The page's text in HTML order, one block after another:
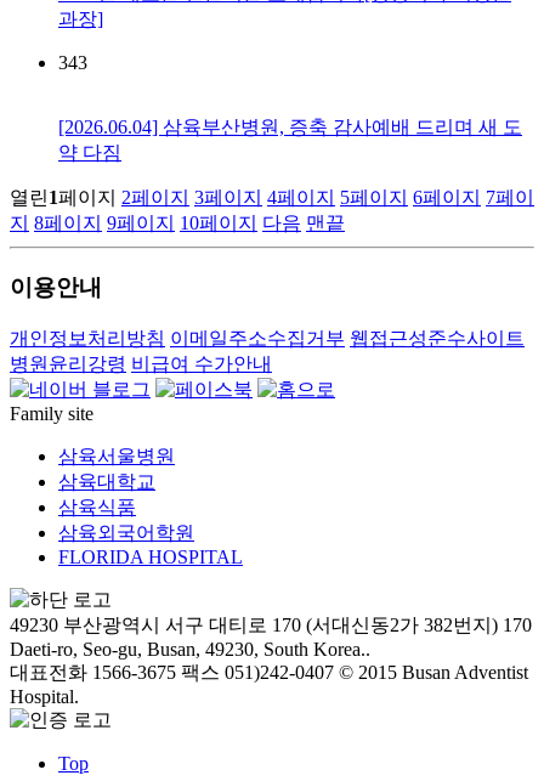
과장]
343
[2026.06.04] 삼육부산병원, 증축 감사예배 드리며 새 도
약 다짐
열린1페이지 2페이지 3페이지 4페이지 5페이지 6페이지 7페이
지 8페이지 9페이지 10페이지 다음 맨끝
이용안내
개인정보처리방침 이메일주소수집거부 웹접근성준수사이트
병원윤리강령 비급여 수가안내
Family site
삼육서울병원
삼육대학교
삼육식품
삼육외국어학원
FLORIDA HOSPITAL
49230 부산광역시 서구 대티로 170 (서대신동2가 382번지) 170
Daeti-ro, Seo-gu, Busan, 49230, South Korea..
대표전화 1566-3675 팩스 051)242-0407 © 2015 Busan Adventist
Hospital.
Top